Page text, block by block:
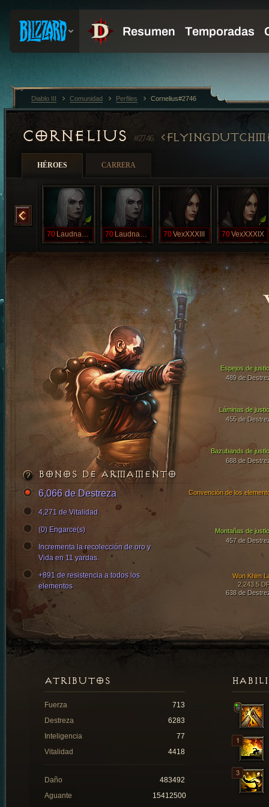
CORNELIUS #2746
HÉROES CARRERA
70 LaudnaXXXIX 70 LaudnaXXXV 70VexXXXIII 70VexXXXIX
Láminas de
455 de
Bazubands de
688 de
Espejos de
489 de
Montañas de
457 de
Won Khim
2,243.5
638 de
Convención de los
BONOS DE ARMAMENTO
6,066 de Destreza
4,271 de Vitalidad
(0) Engarce(s)
Incrementa la recolección de oro y
Vida en 11 yardas.
+891 de resistencia a todos los
elementos
ATRIBUTOS
Fuerza
713
Destreza
6283
Inteligencia
77
Vitalidad
4418
Daño
483492
Aguante
15412500
Diablo III Comunidad Perfiles Cornelius#2746